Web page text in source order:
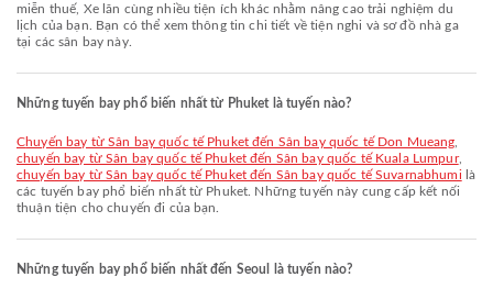
miễn thuế, Xe lăn cùng nhiều tiện ích khác nhằm nâng cao trải nghiệm du
lịch của bạn. Bạn có thể xem thông tin chi tiết về tiện nghi và sơ đồ nhà ga
tại các sân bay này.
Những tuyến bay phổ biến nhất từ Phuket là tuyến nào?
chuyến bay từ Sân bay quốc tế Phuket đến Sân bay quốc tế Don Mueang
chuyến bay từ Sân bay quốc tế Phuket đến Sân bay quốc tế Kuala Lumpur,
chuyến bay từ Sân bay quốc tế Phuket đến Sân bay quốc tế Suvarnabhumi là
các tuyến bay phổ biến nhất từ Phuket. Những tuyến này cung cấp kết nối
thuận tiện cho chuyến đi của bạn.
Những tuyến bay phổ biến nhất đến Seoul là tuyến nào?